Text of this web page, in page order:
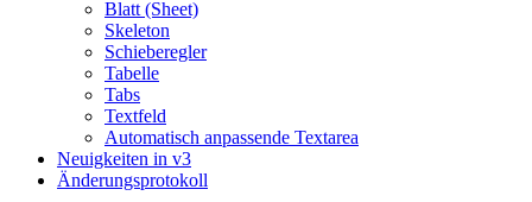
Blatt (Sheet)
Skeleton
Schieberegler
Tabelle
Tabs
Textfeld
Automatisch anpassende Textarea
Neuigkeiten in v3
Änderungsprotokoll